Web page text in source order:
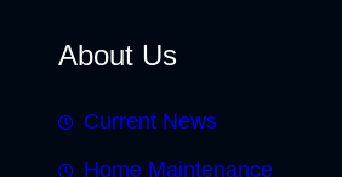
About Us
Current News
Home Maintenance